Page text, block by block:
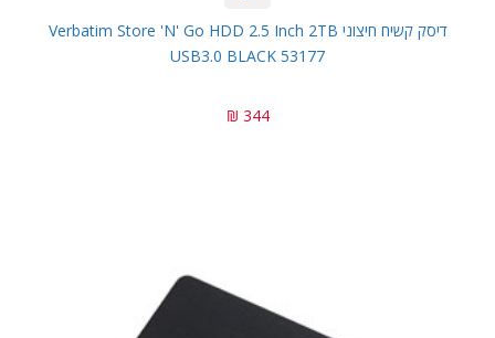
דיסק קשיח חיצוני Verbatim Store 'n' Go HDD 2.5 Inch 2TB
USB3.0 BLACK 53177
344 ₪